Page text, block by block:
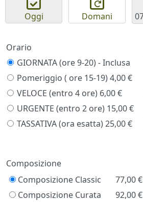
Oggi Domani
Orario
GIORNATA (ore 9-20) - Inclusa
Pomeriggio ( ore 15-19) 4,00 €
VELOCE (entro 4 ore) 6,00 €
URGENTE (entro 2 ore) 15,00 €
TASSATIVA (ora esatta) 25,00 €
Prezzo
Composizione
Composizione Classic
77,00€
Composizione Curata
92,00€